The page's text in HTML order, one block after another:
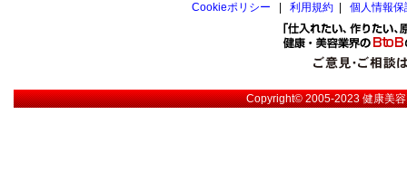
Cookieポリシー
利用規約 個人情報
Copyright© 2005-2023健康美